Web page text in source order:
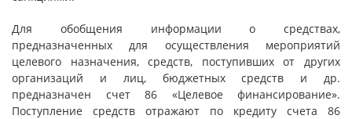
Для обобщения информации о средствах,
предназначенных для осуществления мероприятий
целевого назначения, средств, поступивших от других
организаций и лиц, бюджетных средств и др.
предназначен счет 86 «Целевое финансирование».
Поступление средств отражают по кредиту счета 86